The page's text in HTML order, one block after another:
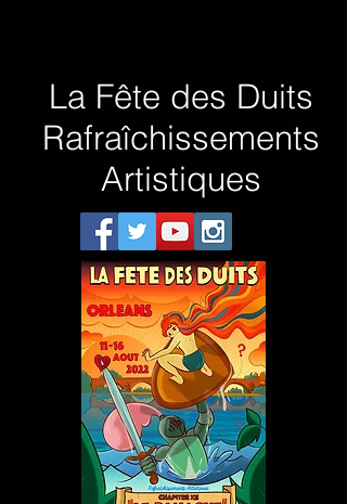
La Fête des Duits
Rafraîchissements
Artistiques